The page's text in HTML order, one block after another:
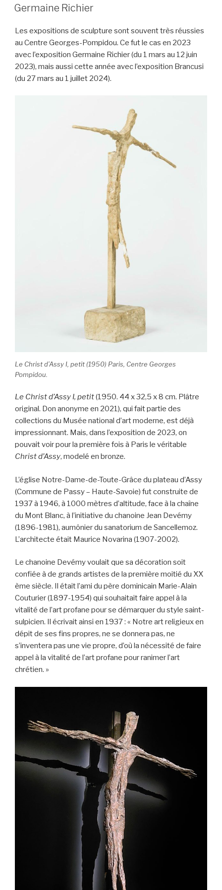
e
o
o
k
er
k
LE
Germaine Richier
Les expositions de sculpture sont souvent très réussies
au Centre Georges-Pompidou. Ce fut le cas en 2023
avec l’exposition Germaine Richier (du 1 mars au 12 juin
2023), mais aussi cette année avec l’exposition Brancusi
(du 27 mars au 1 juillet 2024).
Le Christ d’Assy I, petit (1950) Paris, Centre Georges
Pompidou.
Le Christ d’Assy I, petit(1950. 44 x 32,5 x 8 cm. Plâtre
original. Don anonyme en 2021), qui fait partie des
collections du Musée national d’art moderne, est déjà
impressionnant. Mais, dans l’exposition de 2023, on
pouvait voir pour la première fois à Paris le véritable
Christ d’Assy, modelé en bronze.
L’église Notre-Dame-de-Toute-Grâce du plateau d’Assy
(Commune de Passy – Haute-Savoie) fut construite de
1937 à 1946, à 1000 mètres d’altitude, face à la chaîne
du Mont Blanc, à l’initiative du chanoine Jean Devémy
(1896-1981), aumônier du sanatorium de Sancellemoz.
L’architecte était Maurice Novarina (1907-2002).
Le chanoine Devémy voulait que sa décoration soit
confiée à de grands artistes de la première moitié du XX
ème siècle. Il était l’ami du père dominicain Marie-Alain
Couturier (1897-1954) qui souhaitait faire appel à la
vitalité de l’art profane pour se démarquer du style saint-
sulpicien. Il écrivait ainsi en 1937 : « Notre art religieux en
dépit de ses fins propres, ne se donnera pas, ne
s’inventera pas une vie propre, d’où la nécessité de faire
appel à la vitalité de l’art profane pour ranimer l’art
chrétien. »